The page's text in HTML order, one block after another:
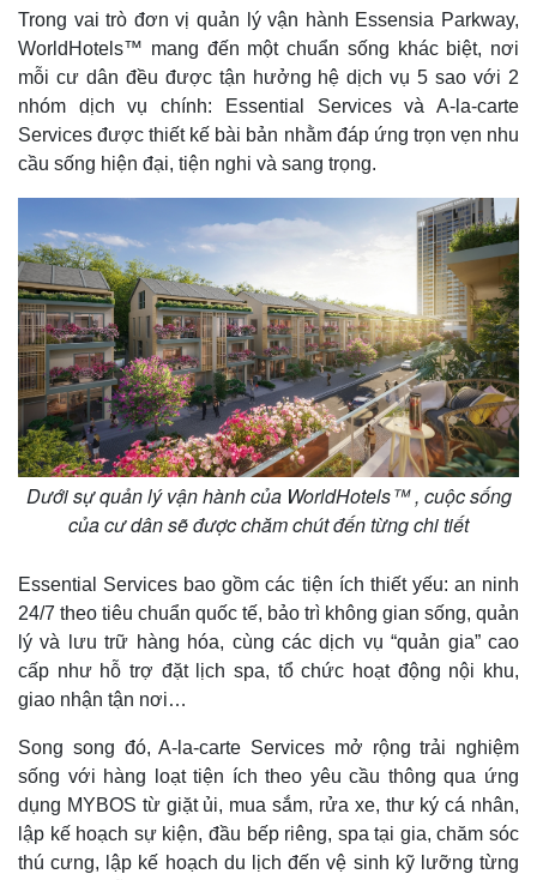
Thế giới
Quan sát
Cuộc sống đó đây
Hồ sơ
Multimedia
Video
Ảnh
E-Magazine
Infographic
Trong vai trò đơn vị quản lý vận hành Essensia Parkway,
WorldHotels™ mang đến một chuẩn sống khác biệt, nơi
mỗi cư dân đều được tận hưởng hệ dịch vụ 5 sao với 2
nhóm dịch vụ chính: Essential Services và A-la-carte
Services được thiết kế bài bản nhằm đáp ứng trọn vẹn nhu
cầu sống hiện đại, tiện nghi và sang trọng.
Dưới sự quản lý vận hành của WorldHotels™ , cuộc sống
của cư dân sẽ được chăm chút đến từng chi tiết
Essential Services bao gồm các tiện ích thiết yếu: an ninh
24/7 theo tiêu chuẩn quốc tế, bảo trì không gian sống, quản
lý và lưu trữ hàng hóa, cùng các dịch vụ “quản gia” cao
cấp như hỗ trợ đặt lịch spa, tổ chức hoạt động nội khu,
giao nhận tận nơi…
Song song đó, A-la-carte Services mở rộng trải nghiệm
sống với hàng loạt tiện ích theo yêu cầu thông qua ứng
dụng MYBOS từ giặt ủi, mua sắm, rửa xe, thư ký cá nhân,
lập kế hoạch sự kiện, đầu bếp riêng, spa tại gia, chăm sóc
thú cưng, lập kế hoạch du lịch đến vệ sinh kỹ lưỡng từng